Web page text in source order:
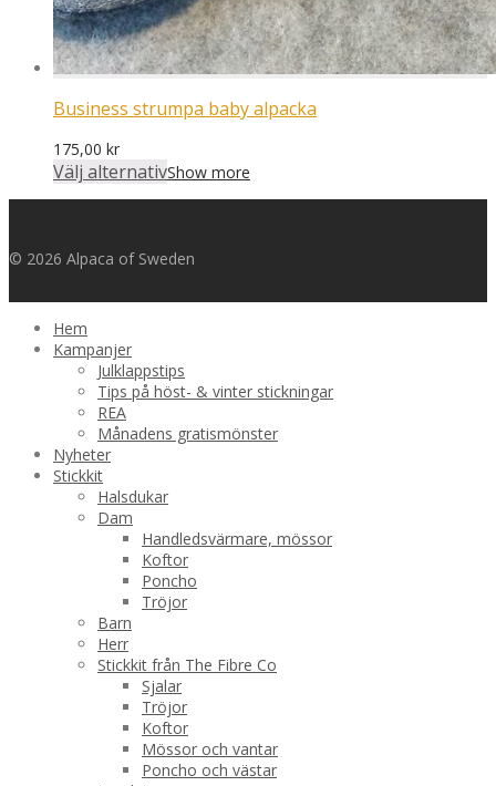
Business strumpa baby alpacka
175,00 kr
Välj alternativShow more
© 2026 Alpaca of Sweden
Hem
Kampanjer
Julklappstips
Tips på höst- & vinter stickningar
REA
Månadens gratismönster
Nyheter
Stickkit
Halsdukar
Dam
Handledsvärmare, mössor
Koftor
Poncho
Tröjor
Barn
Herr
Stickkit från The Fibre Co
Sjalar
Tröjor
Koftor
Mössor och vantar
Poncho och västar